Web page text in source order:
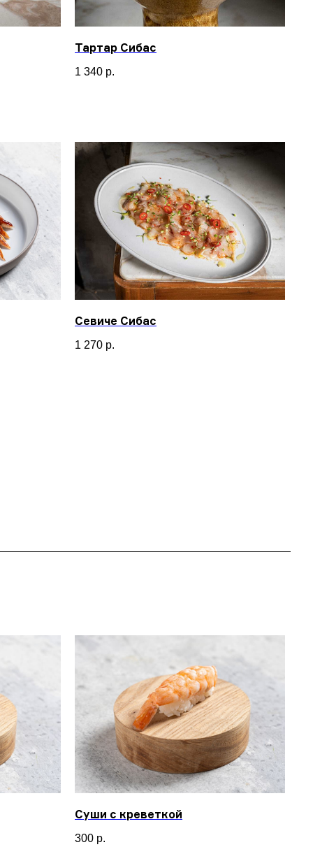
Тартар Сибас
1 340 р.
Севиче Сибас
1 270 р.
Суши с креветкой
300 р.